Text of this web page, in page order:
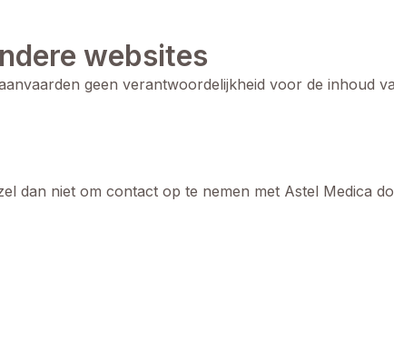
websites
geen verantwoordelijkheid voor de inhoud
dan niet om contact op te nemen met Astel Medica